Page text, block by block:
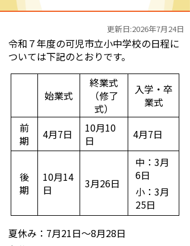
更新日:2026年7月24日
令和７年度の可児市立小中学校の日程に
ついては下記のとおりです。
始業式
終業式
（修了
式）
入学・卒
業式
前
期
4月7日
10月10
日
4月7日
後
期
10月14
日
3月26日
中：3月
6日
小：3月
25日
夏休み：7月21日～8月28日